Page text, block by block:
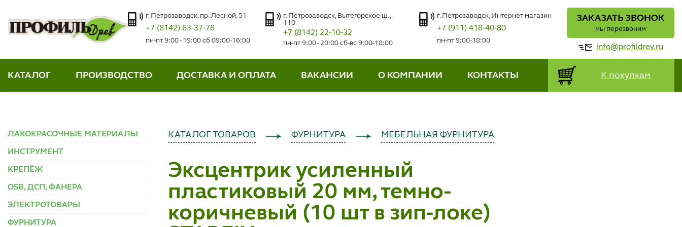
г. Петрозаводск, пр. Лесной, 51
+7 (8142) 63-37-78
пн-пт 9:00 - 19:00 сб 09:00-16:00
г. Петрозаводск, Вытегорское ш.,
110
+7 (8142) 22-10-32
пн-пт 9:00 - 20:00 сб-вс 9:00-18:00
г. Петрозаводск, Интернет-магазин
+7 (911) 418-40-80
пн-пт 9:00-18:00
ЗАКАЗАТЬ ЗВОНОК
мы перезвоним
info@profildrev.ru
КАТАЛОГ ПРОИЗВОДСТВО ДОСТАВКА И ОПЛАТА ВАКАНСИИ О КОМПАНИИ КОНТАКТЫ К покупкам
ЛАКОКРАСОЧНЫЕ МАТЕРИАЛЫ
ИНСТРУМЕНТ
КРЕПЁЖ
OSB, ДСП, ФАНЕРА
ЭЛЕКТРОТОВАРЫ
ФУРНИТУРА
КАТАЛОГ ТОВАРОВ ФУРНИТУРА МЕБЕЛЬНАЯ ФУРНИТУРА
Эксцентрик усиленный
пластиковый 20 мм, темно-
коричневый (10 шт в зип-локе)